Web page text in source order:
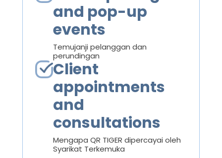
and pop-up
events
Temujanji pelanggan dan
perundingan
Client
appointments
and
consultations
Mengapa QR TIGER dipercayai oleh
Syarikat Terkemuka